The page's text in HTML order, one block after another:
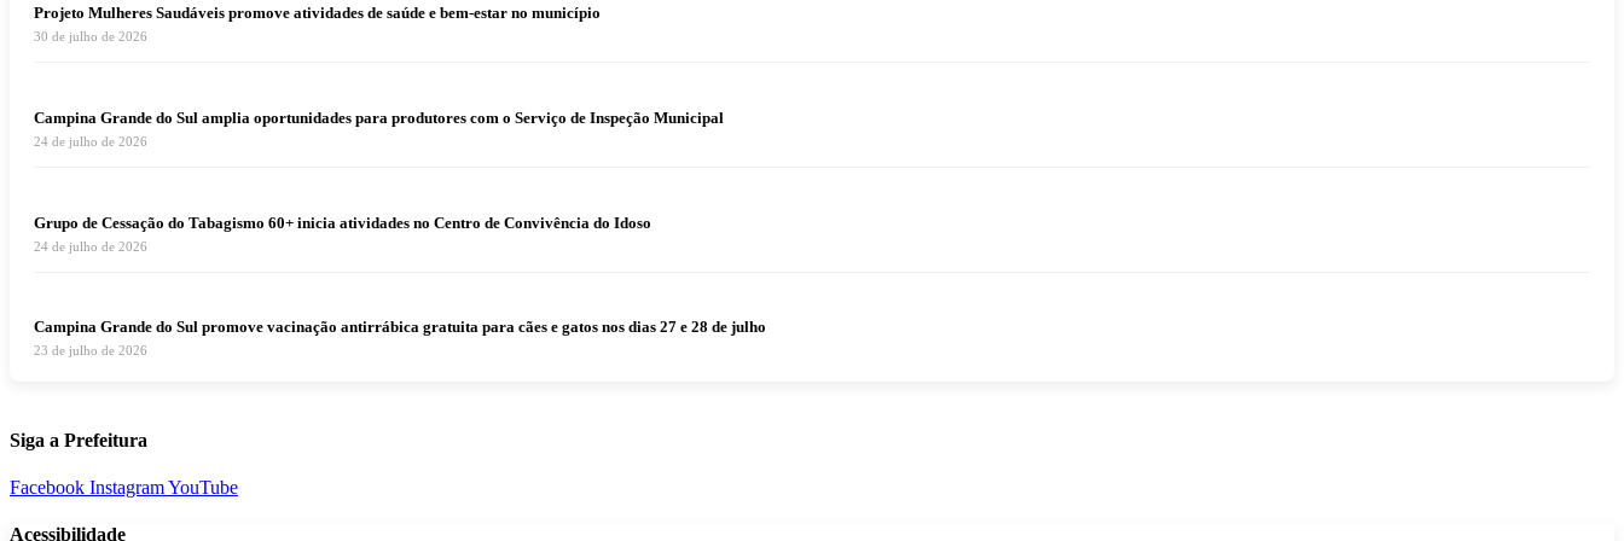
Projeto Mulheres Saudáveis promove atividades de saúde e bem-estar no município
30 de julho de 2026
Campina Grande do Sul amplia oportunidades para produtores com o Serviço de Inspeção Municipal
24 de julho de 2026
Grupo de Cessação do Tabagismo 60+ inicia atividades no Centro de Convivência do Idoso
24 de julho de 2026
Campina Grande do Sul promove vacinação antirrábica gratuita para cães e gatos nos dias 27 e 28 de julho
23 de julho de 2026
Siga a Prefeitura
Facebook InstagramYouTube
Acessibilidade